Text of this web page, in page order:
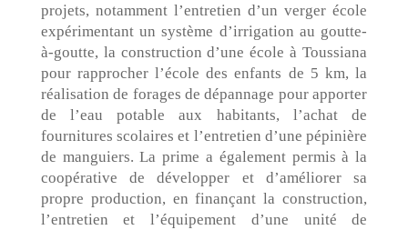
projets, notamment l’entretien d’un verger école
expérimentant un système d’irrigation au goutte-
à-goutte, la construction d’une école à Toussiana
pour rapprocher l’école des enfants de 5 km, la
réalisation de forages de dépannage pour apporter
de l’eau potable aux habitants, l’achat de
fournitures scolaires et l’entretien d’une pépinière
de manguiers. La prime a également permis à la
coopérative de développer et d’améliorer sa
propre production, en finançant la construction,
l’entretien et l’équipement d’une unité de